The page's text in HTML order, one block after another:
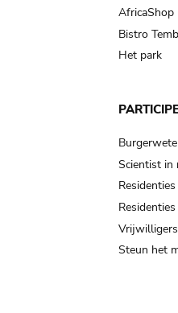
AfricaShop
Bistro
Het park
Scientist in
Vrijwilligers
Steun het